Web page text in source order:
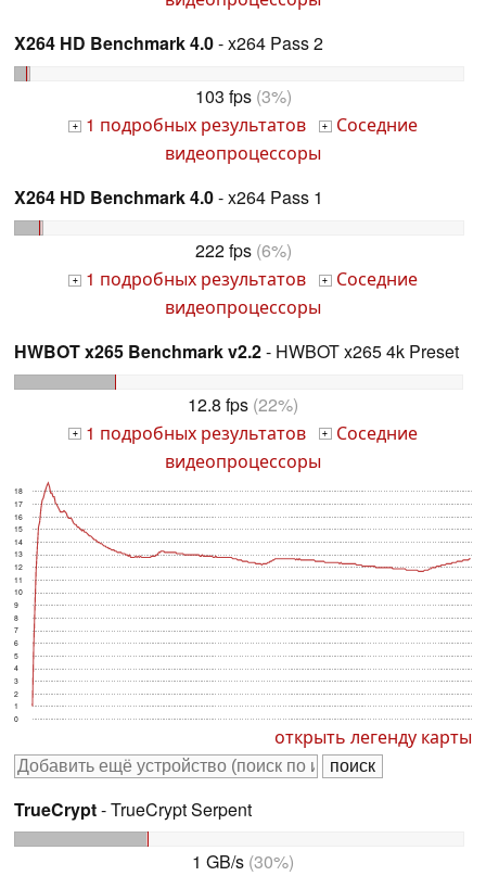
X264 HD Benchmark 4.0- x264 Pass 2
103 fps(3%)
+ 1 подробных результатов + Соседние
видеопроцессоры
X264 HD Benchmark 4.0- x264 Pass 1
222 fps(6%)
+ 1 подробных результатов + Соседние
видеопроцессоры
HWBOT x265 Benchmark v2.2- HWBOT x265 4k Preset
12.8 fps (22%)
+ 1 подробных результатов + Соседние
видеопроцессоры
0
1
2
3
4
5
6
7
8
9
10
11
12
13
14
15
16
17
18
открыть легенду карты
TrueCrypt- TrueCrypt Serpent
1 GB/s (30%)